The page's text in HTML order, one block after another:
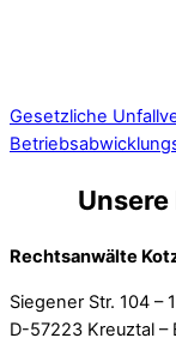
Gesetzliche
Rechtsanwälte
Siegener Str. 104 –
D-57223 Kreuztal –